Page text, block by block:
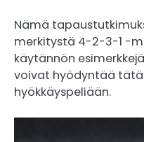
Nämä
merkitystä 4-2-3-1 -
käytännön
voivat hyödyntää
hyökkäyspeliään.